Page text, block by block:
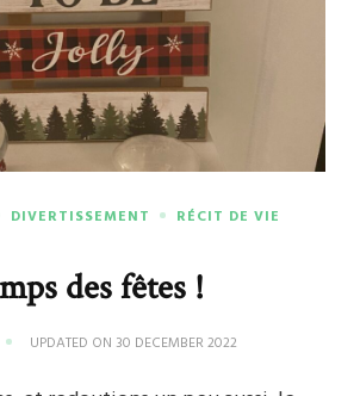
DIVERTISSEMENT
RÉCIT DE VIE
des fêtes !
UPDATED ON 30 DECEMBER 2022